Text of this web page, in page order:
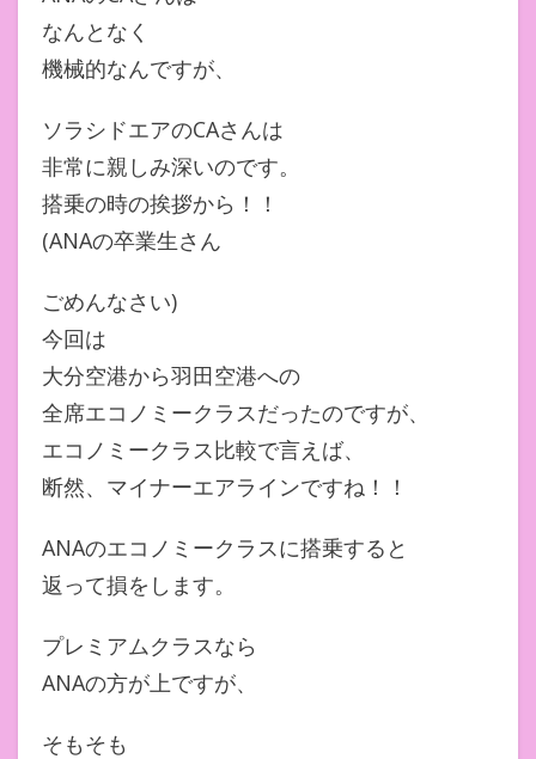
なんとなく
機械的なんですが、
ソラシドエアのCAさんは
非常に親しみ深いのです。
搭乗の時の挨拶から！！
(ANAの卒業生さん
ごめんなさい)
今回は
大分空港から羽田空港への
全席エコノミークラスだったのですが、
エコノミークラス比較で言えば、
断然、マイナーエアラインですね！！
ANAのエコノミークラスに搭乗すると
返って損をします。
プレミアムクラスなら
ANAの方が上ですが、
そもそも